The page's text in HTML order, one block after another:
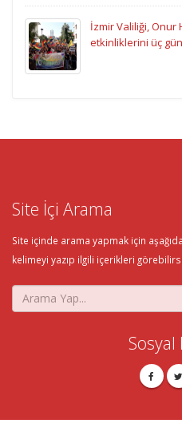
İzmir Valiliği, Onur
etkinliklerini üç
Site İçi Arama
Site içinde arama yapmak için
kelimeyi yazıp ilgili içerikleri
Sosyal